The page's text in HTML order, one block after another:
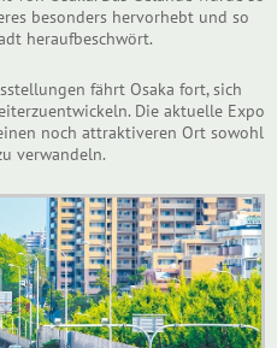
besonders hervorhebt und so
heraufbeschwört.
fährt Osaka fort, sich
Die aktuelle Expo
noch attraktiveren Ort sowohl
verwandeln.